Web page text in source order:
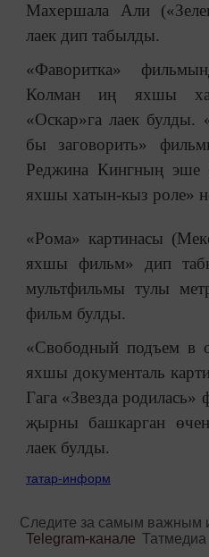
Махершала Али
лаек дип табылды.
«Фаворитка»
Колман иң яхшы
«Оскар»га лаек булды.
бы заговорить»
Реджина Кингның эше
яхшы хатын-кыз роле»
«Рома» картинасы
яхшы фильм» дип
мультфильмы тулы
фильм булды.
«Свободный подъем в
яхшы документаль
Гага «Звезда
җырны башкарган
лаек булды.
татар-информ
Следите за самым важным
Telegram-канале Татмедиа